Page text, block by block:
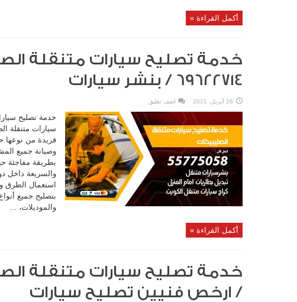
أكمل القراءة »
خدمة تصليح سيارات متنقلة
69622714‬ / بنشر سيارات
26 أبريل، 2021 اضف تعليق
خدمة تصليح
سيارات متنقلة
فريدة من نوعها
وصيانة جميع
بطريقة مفاجئة
والسريعة داخل
استعمال الطرق
بتصليح جميع
والموديلات، ...
أكمل القراءة »
/ ارخص فنيين تصليح سيارات